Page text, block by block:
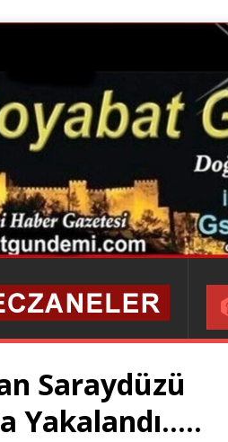
Saraydüzü
Yakalandı…..